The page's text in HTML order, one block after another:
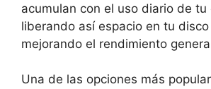
acumulan con ⁢el uso diario ‍de tu
liberando así ⁣espacio en ⁤tu
‌mejorando​ el rendimiento⁢
Una⁢ de las opciones más​